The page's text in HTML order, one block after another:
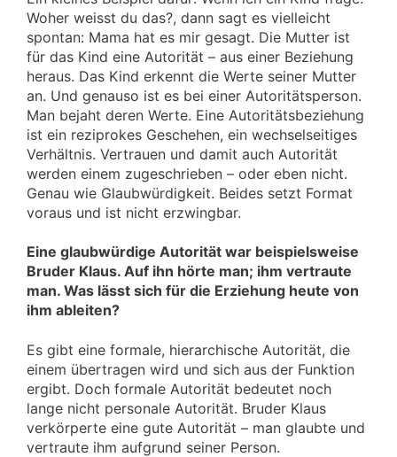
Woher weisst du das?, dann sagt es vielleicht
spontan: Mama hat es mir gesagt. Die Mutter ist
für das Kind eine Autorität – aus einer Beziehung
heraus. Das Kind erkennt die Werte seiner Mutter
an. Und genauso ist es bei einer Autoritätsperson.
Man bejaht deren Werte. Eine Autoritätsbeziehung
ist ein reziprokes Geschehen, ein wechselseitiges
Verhältnis. Vertrauen und damit auch Autorität
werden einem zugeschrieben – oder eben nicht.
Genau wie Glaubwürdigkeit. Beides setzt Format
voraus und ist nicht erzwingbar.
Eine glaubwürdige Autorität war beispielsweise
Bruder Klaus. Auf ihn hörte man; ihm vertraute
man. Was lässt sich für die Erziehung heute von
ihm ableiten?
Es gibt eine formale, hierarchische Autorität, die
einem übertragen wird und sich aus der Funktion
ergibt. Doch formale Autorität bedeutet noch
lange nicht personale Autorität. Bruder Klaus
verkörperte eine gute Autorität – man glaubte und
vertraute ihm aufgrund seiner Person.